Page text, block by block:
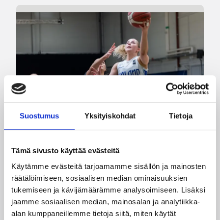
Suostumus Yksityiskohdat Tietoja
Tämä sivusto käyttää evästeitä
Käytämme evästeitä tarjoamamme sisällön ja mainosten
räätälöimiseen, sosiaalisen median ominaisuuksien
tukemiseen ja kävijämäärämme analysoimiseen. Lisäksi
jaamme sosiaalisen median, mainosalan ja analytiikka-
alan kumppaneillemme tietoja siitä, miten käytät
Suomen 18-vuotiaat tytöt
taistelivat Puolan nurin – EM-